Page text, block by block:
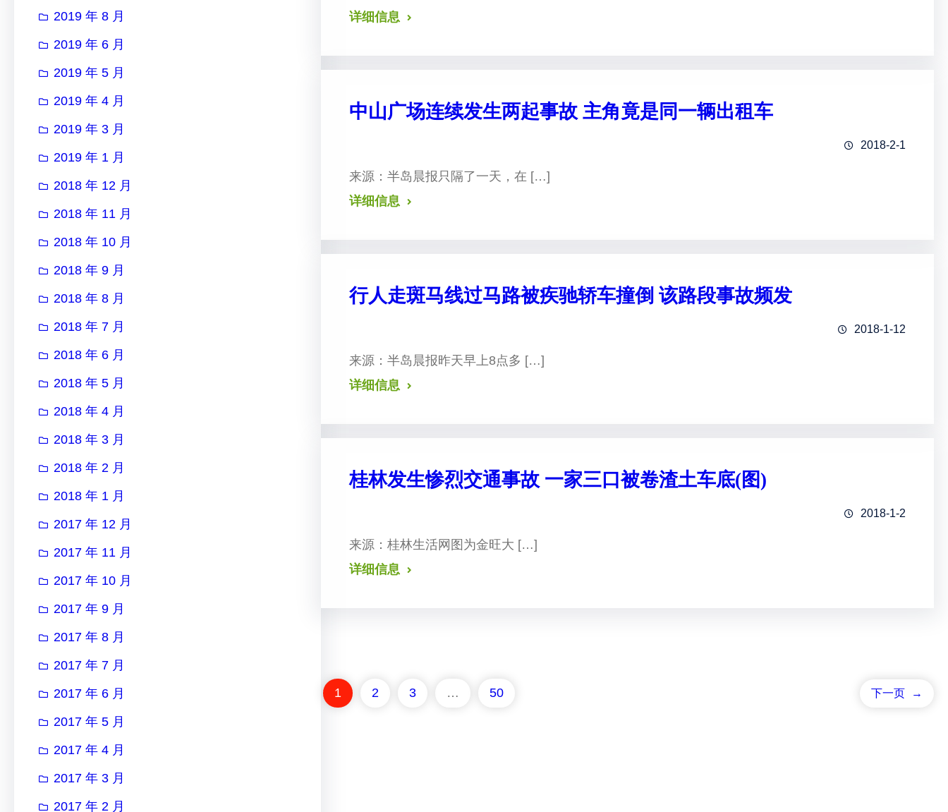
2019 年 8 月
2019 年 6 月
2019 年 5 月
2019 年 4 月
2019 年 3 月
2019 年 1 月
2018 年 12 月
2018 年 11 月
2018 年 10 月
2018 年 9 月
2018 年 8 月
2018 年 7 月
2018 年 6 月
2018 年 5 月
2018 年 4 月
2018 年 3 月
2018 年 2 月
2018 年 1 月
2017 年 12 月
2017 年 11 月
2017 年 10 月
2017 年 9 月
2017 年 8 月
2017 年 7 月
2017 年 6 月
2017 年 5 月
2017 年 4 月
2017 年 3 月
2017 年 2 月
详细信息
中山广场连续发生两起事故 主角竟是同一辆出租车
2018-2-1
来源：半岛晨报 只隔了一天，在 […]
详细信息
行人走斑马线过马路被疾驰轿车撞倒 该路段事故频发
2018-1-12
来源：半岛晨报 昨天早上8点多 […]
详细信息
桂林发生惨烈交通事故 一家三口被卷渣土车底(图)
2018-1-2
来源：桂林生活网 图为金旺大 […]
详细信息
1 2 3 … 50 下一页 →